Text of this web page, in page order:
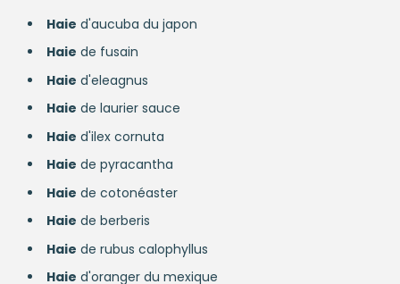
Haie d'aucuba du japon
Haie de fusain
Haie d'eleagnus
Haie de laurier sauce
Haie d'ilex cornuta
Haie de pyracantha
Haie de cotonéaster
Haie de berberis
Haie de rubus calophyllus
Haie d'oranger du mexique